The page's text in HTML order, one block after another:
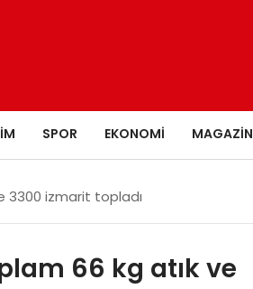
SPOR EKONOMI MAGAZIN
izmarit topladı
66 kg atık ve